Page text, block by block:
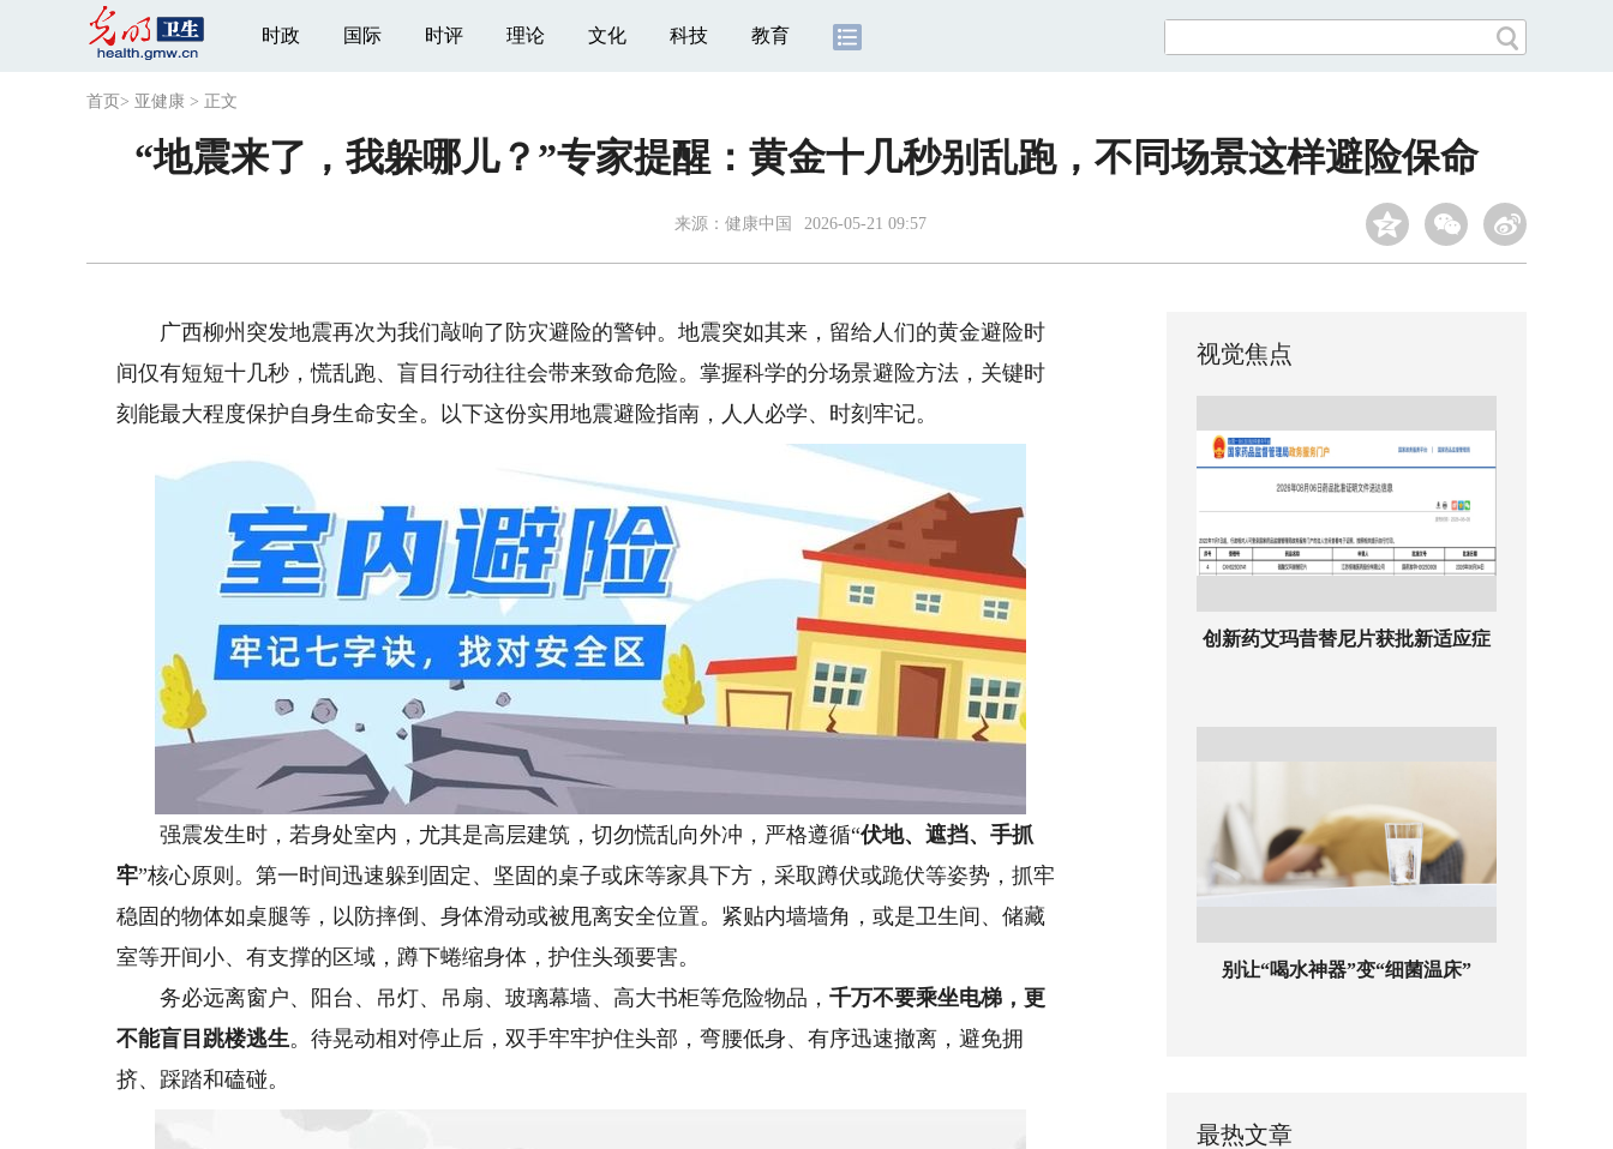
时政 国际 时评 理论 文化 科技 教育
首页 > 亚健康 > 正文
“地震来了，我躲哪儿？”专家提醒：黄金十几秒别乱跑，不同场景这样避险保命
来源： 健康中国 2026-05-21 09:57
广西柳州突发地震再次为我们敲响了防灾避险的警钟。地震突如其来，留给人们的黄金避险时
间仅有短短十几秒，慌乱跑、盲目行动往往会带来致命危险。掌握科学的分场景避险方法，关键时
刻能最大程度保护自身生命安全。以下这份实用地震避险指南，人人必学、时刻牢记。
强震发生时，若身处室内，尤其是高层建筑，切勿慌乱向外冲，严格遵循“伏地、遮挡、手抓
牢”核心原则。第一时间迅速躲到固定、坚固的桌子或床等家具下方，采取蹲伏或跪伏等姿势，抓牢
稳固的物体如桌腿等，以防摔倒、身体滑动或被甩离安全位置。紧贴内墙墙角，或是卫生间、储藏
室等开间小、有支撑的区域，蹲下蜷缩身体，护住头颈要害。
务必远离窗户、阳台、吊灯、吊扇、玻璃幕墙、高大书柜等危险物品，千万不要乘坐电梯，更
不能盲目跳楼逃生。待晃动相对停止后，双手牢牢护住头部，弯腰低身、有序迅速撤离，避免拥
挤、踩踏和磕碰。
视觉焦点
创新药艾玛昔替尼片获批新适应症
别让“喝水神器”变“细菌温床”
最热文章